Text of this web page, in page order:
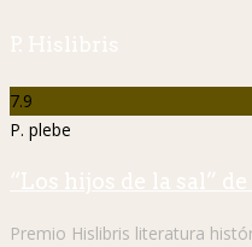
P. Hislibris
7.9
P. plebe
“Los hijos de la sal”
Premio Hislibris literatura